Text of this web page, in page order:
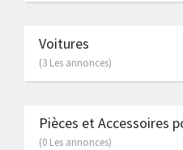
Voitures
(3 Les annonces)
Pièces et Accessoires
(0 Les annonces)